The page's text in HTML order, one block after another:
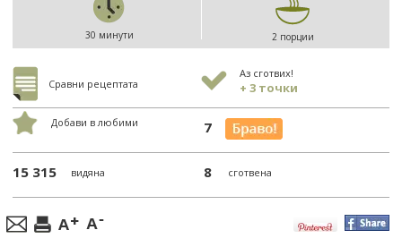
30 минути 2 порции
Сравни рецептата
Аз сготвих!
+ 3 точки
Добави в любими 7
15 315 видяна 8 сготвена